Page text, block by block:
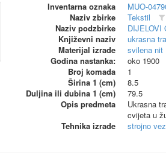
Inventarna oznaka
MUO-
Naziv zbirke
Tekstil
Naziv podzbirke
DIJELOVI
Književni naziv
ukrasna
Materijal izrade
svilena nit
Godina nastanka:
oko 1900
Broj komada
1
Širina 1 (cm)
8.5
Duljina ili dubina 1 (cm)
79.5
Opis predmeta
Ukrasna
cvijeta u
Tehnika izrade
strojno